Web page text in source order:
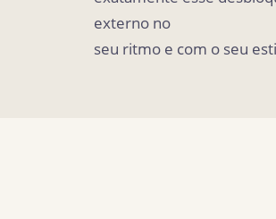
externo no
seu ritmo e com o seu